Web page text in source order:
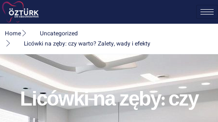
Home
Uncategorized
Licówki na zęby: czy warto? Zalety, wady i efekty
Licówki na zęby: czy